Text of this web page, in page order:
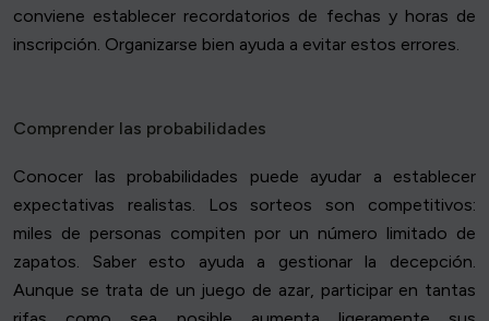
conviene establecer recordatorios de fechas y horas de
inscripción. Organizarse bien ayuda a evitar estos errores.
Comprender las probabilidades
Conocer las probabilidades puede ayudar a establecer
expectativas realistas. Los sorteos son competitivos:
miles de personas compiten por un número limitado de
zapatos. Saber esto ayuda a gestionar la decepción.
Aunque se trata de un juego de azar, participar en tantas